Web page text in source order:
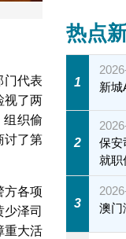
门代表
视了两
组织偷
讨了第
方各项
泽司
重大活
热点
1
新城
2
保安
就职
3
澳门